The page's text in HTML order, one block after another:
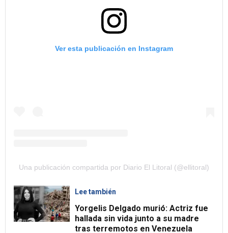
Ver esta publicación en Instagram
Una publicación compartida por Diario El Litoral (@ellitoral)
Lee también
Yorgelis Delgado murió: Actriz fue
hallada sin vida junto a su madre
tras terremotos en Venezuela